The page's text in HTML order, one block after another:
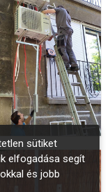
sütiket
elfogadása segít
és jobb